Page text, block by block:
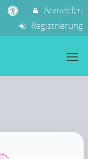
Anmelden
Registrierung